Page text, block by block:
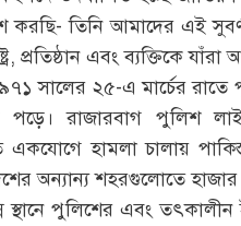
করছি- তিনি আমাদের এই
প্রতিষ্ঠান এবং ব্যক্তিকে
সালের ২৫-এ মার্চের রাতে
রাজারবাগ পুলিশ
হামলা চালায়
অন্যান্য শহরগুলোতে
স্থানে পুলিশের এবং